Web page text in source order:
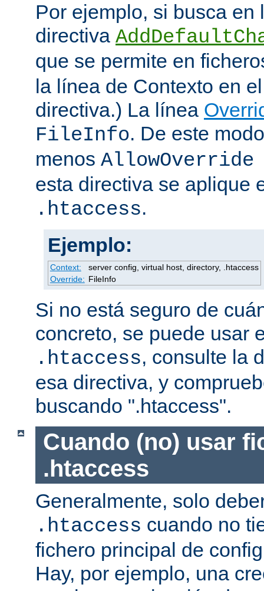
Por ejemplo, si busca en
directiva
que se permite en
la línea de Contexto en
directiva.) La línea
FileInfo. De este
menos
esta directiva se aplique
.htaccess.
Ejemplo:
Context:
server config, virtual host, directory, .htaccess
Override: FileInfo
Si no está seguro de
concreto, se puede usar
.htaccess, consulte la
esa directiva, y
buscando ".htaccess".
Cuando (no) usar
.htaccess
Generalmente, solo
.htaccess cuando no
fichero principal de
Hay, por ejemplo, una